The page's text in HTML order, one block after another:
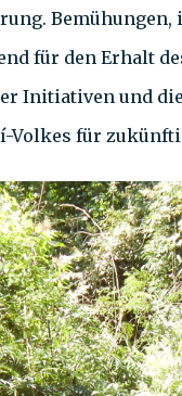
Bemühungen,
für den Erhalt
Initiativen und
Volkes für